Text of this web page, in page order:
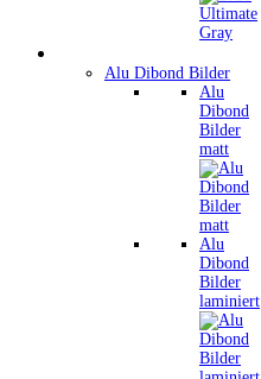
Alu Dibond Bilder
Alu
Dibond
Bilder
matt
Alu
Dibond
Bilder
laminiert